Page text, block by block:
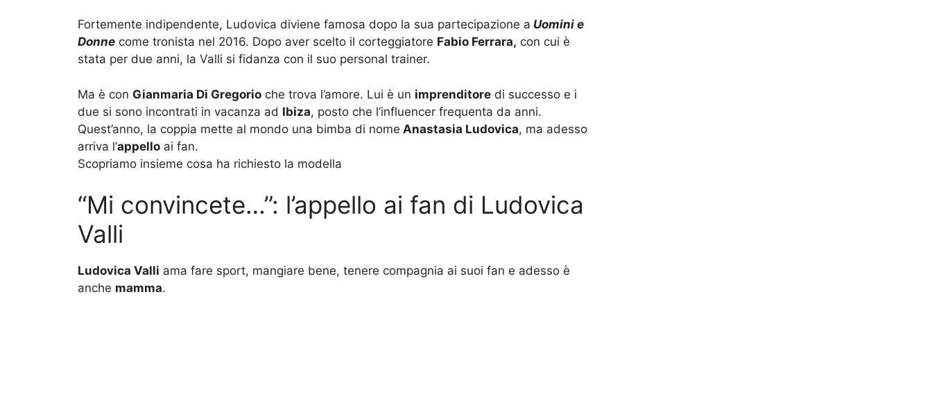
Fortemente indipendente, Ludovica diviene famosa dopo la sua partecipazione a Uomini e
Donne come tronista nel 2016. Dopo aver scelto il corteggiatore Fabio Ferrara, con cui è
stata per due anni, la Valli si fidanza con il suo personal trainer.
Ma è con Gianmaria Di Gregorio che trova l’amore. Lui è un imprenditore di successo e i
due si sono incontrati in vacanza ad Ibiza, posto che l’influencer frequenta da anni.
Quest’anno, la coppia mette al mondo una bimba di nome Anastasia Ludovica, ma adesso
arriva l’appello ai fan.
Scopriamo insieme cosa ha richiesto la modella
“Mi convincete…”: l’appello ai fan di Ludovica
Valli
Ludovica Valli ama fare sport, mangiare bene, tenere compagnia ai suoi fan e adesso è
anche mamma.